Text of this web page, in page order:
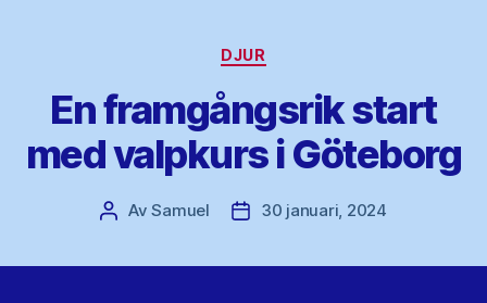
Kategorier
DJUR
En framgångsrik start
med valpkurs i Göteborg
Inläggsförfattare
AvSamuel Inläggsdatum
30 januari, 2024